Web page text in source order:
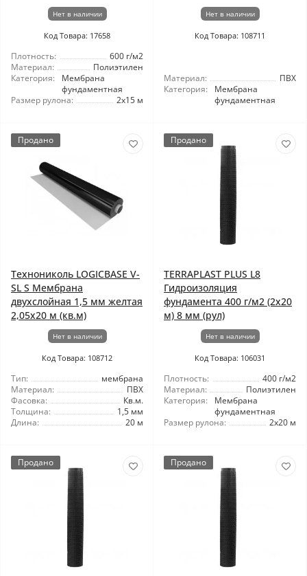
Нет в наличии
Код Товара: 17658
Плотность:
600 г/м2
Материал:
Полиэтилен
Категория:
Мембрана
фундаментная
Размер рулона:
2x15 м
Нет в наличии
Код Товара: 108711
Материал:
ПВХ
Категория:
Мембрана
фундаментная
Продано
Технониколь LOGICBASE V-
SL S Мембрана
двухслойная 1,5 мм желтая
2,05x20 м (кв.м)
Нет в наличии
Код Товара: 108712
Тип:
мембрана
Материал:
ПВХ
Фасовка:
Кв.м.
Толщина:
1,5 мм
Длина:
20 м
Продано
TERRAPLAST PLUS L8
Гидроизоляция
фундамента 400 г/м2 (2x20
м) 8 мм (рул)
Нет в наличии
Код Товара: 106031
Плотность:
400 г/м2
Материал:
Полиэтилен
Категория:
Мембрана
фундаментная
Размер рулона:
2x20 м
Продано Продано